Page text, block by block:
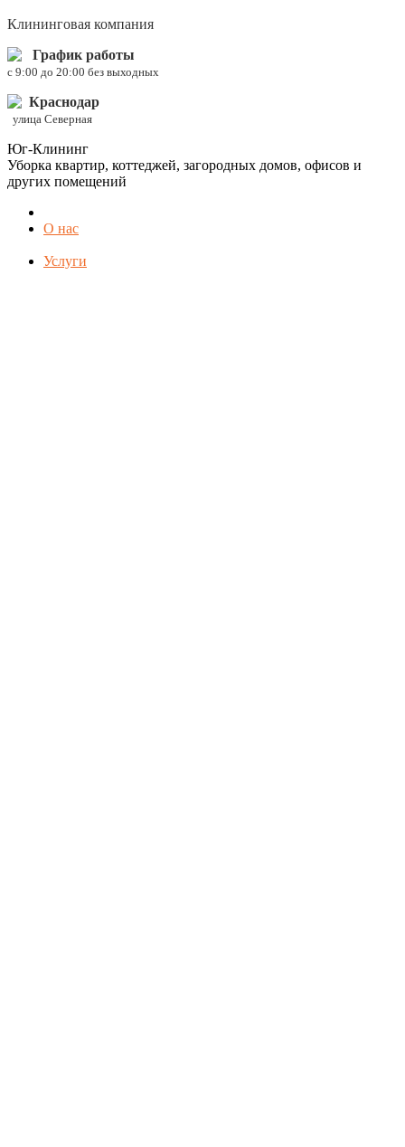
Клининговая компания
График работы
c 9:00 до 20:00 без выходных
Краснодар
улица Северная
Юг-Клининг
Уборка квартир, коттеджей, загородных домов, офисов и
других помещений
О нас
Услуги